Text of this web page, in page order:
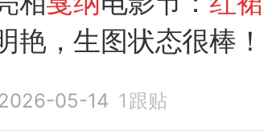
艳，生图状态很棒！
2026-05-14 1 跟贴